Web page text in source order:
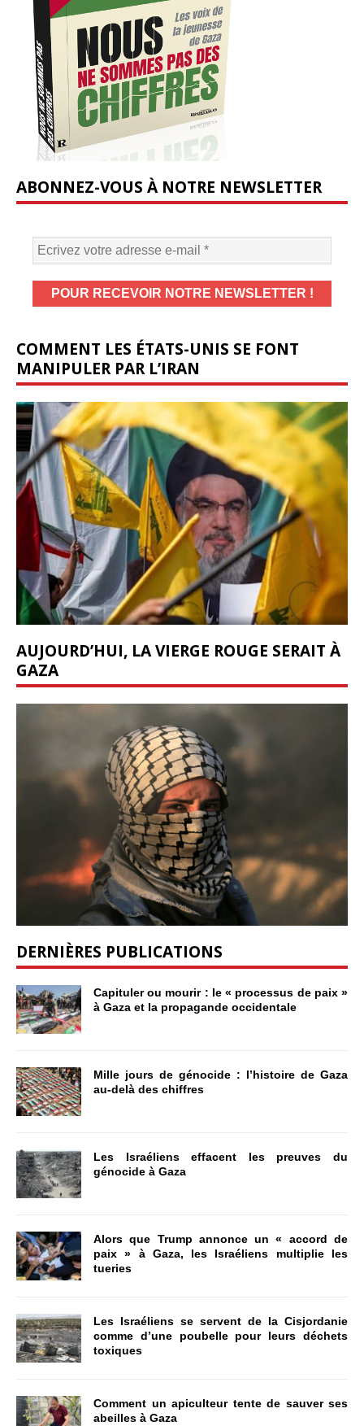
ABONNEZ-VOUS À NOTRE NEWSLETTER
COMMENT LES ÉTATS-UNIS SE FONT
MANIPULER PAR L’IRAN
AUJOURD’HUI, LA VIERGE ROUGE SERAIT À
GAZA
DERNIÈRES PUBLICATIONS
Capituler ou mourir : le « processus de paix »
à Gaza et la propagande occidentale
Mille jours de génocide : l’histoire de Gaza
au-delà des chiffres
Les Israéliens effacent les preuves du
génocide à Gaza
Alors que Trump annonce un « accord de
paix » à Gaza, les Israéliens multiplie les
tueries
Les Israéliens se servent de la Cisjordanie
comme d’une poubelle pour leurs déchets
toxiques
Comment un apiculteur tente de sauver ses
abeilles à Gaza